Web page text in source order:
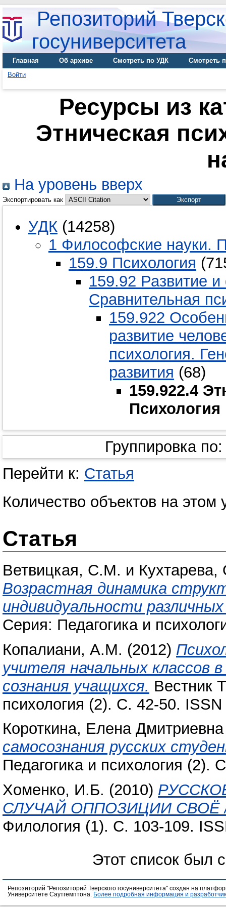
Репозиторий
госуниверситета
Главная Об архиве Смотреть по УДК
Смотреть
Войти
Ресурсы из
Этническая
На уровень вверх
Экспортировать как
УДК (14258)
1 Философские науки.
159.9 Психология
159.92 Развитие
Сравнительная
159.922
развитие
психология.
развития (68)
159.922.4
Психология
Группировка
Перейти к: Статья
Количество объектов на этом
Статья
Ветвицкая, С.М. и
Возрастная динамика
индивидуальности
Серия: Педагогика и
Копалиани, А.М. (2012)
учителя начальных классов
сознания учащихся. Вестник
психология (2). С. 42-50.
Короткина, Елена Дмитриевна
самосознания русских
Педагогика и психология (2).
Хоменко, И.Б. (2010)
СЛУЧАЙ ОППОЗИЦИИ СВОЁ
Филология (1). С. 103-109.
Этот список был
Репозиторий "Репозиторий Тверского госуниверситета" создан на
Университете Саутгемптона.
Более подробная информация и